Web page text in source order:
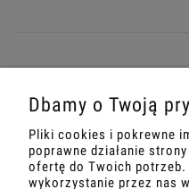
MOJE KONTO
INFORMACJA
Dbamy o Twoją
Pliki cookies i pokrewne
poprawne działanie
ofertę do Twoich
wykorzystanie przez nas